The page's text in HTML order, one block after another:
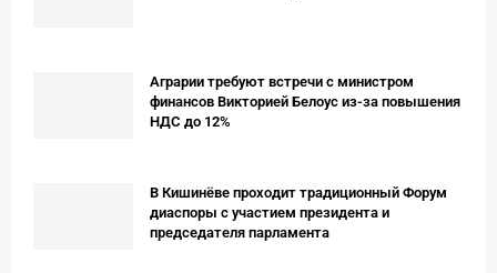
Аграрии требуют встречи с министром
финансов Викторией Белоус из-за повышения
НДС до 12%
В Кишинёве проходит традиционный Форум
диаспоры с участием президента и
председателя парламента